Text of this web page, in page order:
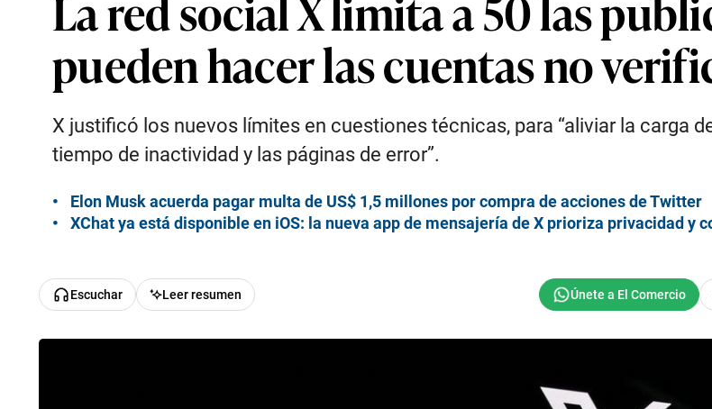
pueden hacer las cuentas no
X justificó los nuevos límites en cuestiones técnicas, para “aliviar la carga
tiempo de inactividad y las páginas de error”.
Elon Musk acuerda pagar multa de US$ 1,5 millones por compra de acciones de Twitter
XChat ya está disponible en iOS: la nueva app de mensajería de X prioriza privacidad y
Escuchar Leer resumen